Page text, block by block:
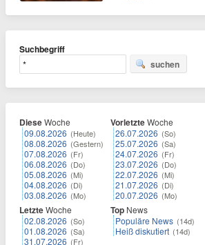
Suchbegriff
suchen
DieseWoche
09.08.2026 (Heute)
08.08.2026 (Gestern)
07.08.2026 (Fr)
06.08.2026 (Do)
05.08.2026 (Mi)
04.08.2026 (Di)
03.08.2026 (Mo)
LetzteWoche
02.08.2026 (So)
01.08.2026 (Sa)
31.07.2026 (Fr)
VorletzteWoche
26.07.2026 (So)
25.07.2026 (Sa)
24.07.2026 (Fr)
23.07.2026 (Do)
22.07.2026 (Mi)
21.07.2026 (Di)
20.07.2026 (Mo)
Top News
Populäre News (14d)
Heiß diskutiert (14d)